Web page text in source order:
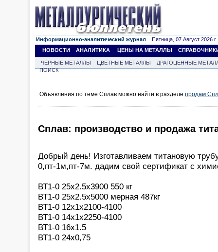
Информационно-аналитический журнал Пятница, 07 Август 2026 г.
НОВОСТИ
АНАЛИТИКА ЦЕНЫ НА МЕТАЛЛЫ
ЧЕРНЫЕ МЕТАЛЛЫ ЦВЕТНЫЕ МЕТАЛЛЫ
ДРАГОЦЕННЫЕ
ПОИСК
Объявления по теме Сплав можно найти в разделе продам
Сплав: производство и продажа
Добрый день! Изготавливаем титановую
0,пт-1м,пт-7м. дадим свой сертификат с
ВТ1-0 25х2.5х3900 550 кг
ВТ1-0 25х2.5х5000 мерная 487кг
ВТ1-0 12х1х2100-4100
ВТ1-0 14х1х2250-4100
ВТ1-0 16х1.5
ВТ1-0 24х0,75